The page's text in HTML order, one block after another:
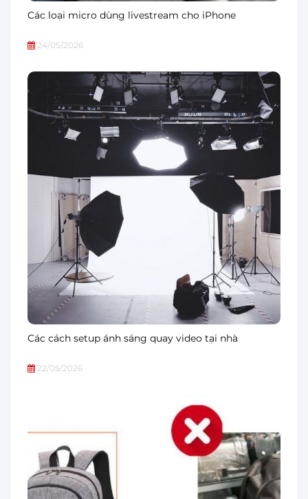
Các loại micro dùng livestream cho iPhone
24/05/2026
Các cách setup ánh sáng quay video tại nhà
22/05/2026